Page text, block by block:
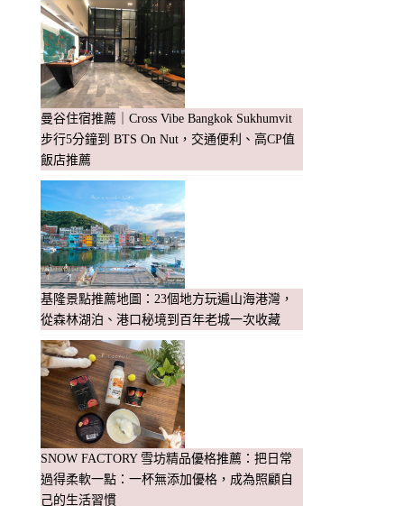
曼谷住宿推薦｜Cross Vibe Bangkok Sukhumvit
步行5分鐘到 BTS On Nut，交通便利、高CP值
飯店推薦
基隆景點推薦地圖：23個地方玩遍山海港灣，
從森林湖泊、港口秘境到百年老城一次收藏
SNOW FACTORY 雪坊精品優格推薦：把日常
過得柔軟一點：一杯無添加優格，成為照顧自
己的生活習慣